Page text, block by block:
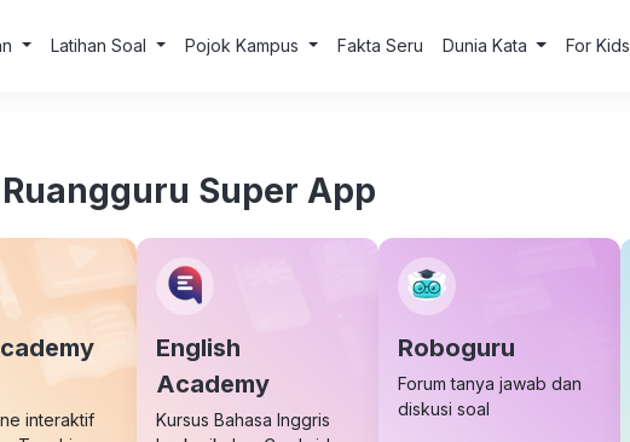
Latihan Soal Pojok Kampus Fakta Seru Dunia Kata For Kids
Super App
interaktif
English
Academy
Kursus Bahasa Inggris
Roboguru
Forum tanya jawab dan
diskusi soal